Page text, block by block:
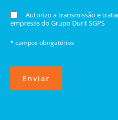
Autorizo a transmissão e
empresas do Grupo Durit SGPS
* campos obrigatórios
Enviar